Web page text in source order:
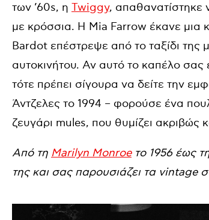
των ’60s, η Twiggy, απαθανατίστηκε
με κρόσσια. Η Mia Farrow έκανε
Bardot επέστρεψε από το ταξίδι
αυτοκινήτου. Αν αυτό το καπέλο σας
τότε πρέπει σίγουρα να δείτε την
Άντζελες το 1994 – φορούσε ένα
ζευγάρι mules, που θυμίζει
Από τη Marilyn Monroeτο 1956 έως
της και σας παρουσιάζει τα vintage